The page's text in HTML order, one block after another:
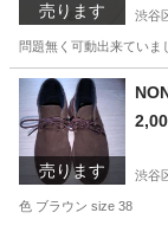
売ります 渋谷
問題無く可動出来てい
東京 渋谷区
売ります 渋谷
色 ブラウン size 38